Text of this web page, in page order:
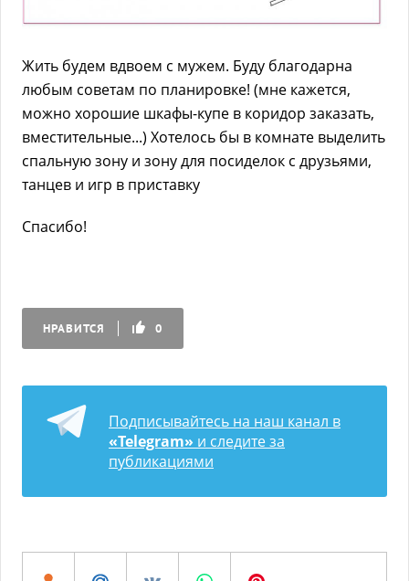
Жить будем вдвоем с мужем. Буду благодарна
любым советам по планировке! (мне кажется,
можно хорошие шкафы-купе в коридор заказать,
вместительные...) Хотелось бы в комнате выделить
спальную зону и зону для посиделок с друзьями,
танцев и игр в приставку
Спасибо!
НРАВИТСЯ 0
Подписывайтесь на наш канал в
«Telegram» и следите за
публикациями